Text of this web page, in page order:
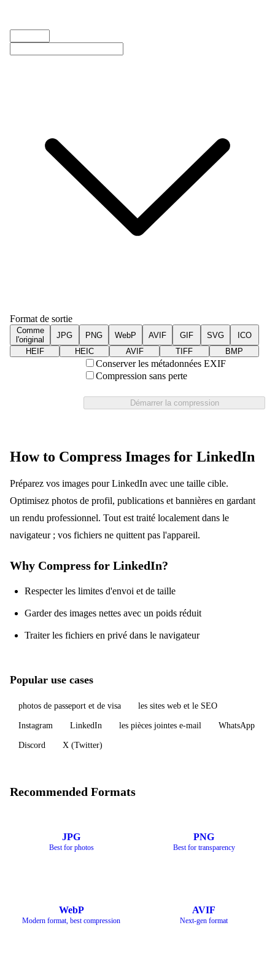
Format de sortie
Comme
l'original
JPG PNG WebP AVIF GIF SVG
ICO
HEIF
HEIC AVIF TIFF BMP
Conserver les métadonnées EXIF
Compression sans perte
Démarrer la compression
How to Compress Images for LinkedIn
Préparez vos images pour LinkedIn avec une taille cible.
Optimisez photos de profil, publications et bannières en gardant
un rendu professionnel. Tout est traité localement dans le
navigateur ; vos fichiers ne quittent pas l'appareil.
Why Compress for LinkedIn?
Respecter les limites d'envoi et de taille
Garder des images nettes avec un poids réduit
Traiter les fichiers en privé dans le navigateur
Popular use cases
photos de passeport et de visa les sites web et le SEO
Instagram LinkedIn les pièces jointes e-mail WhatsApp
Discord X (Twitter)
Recommended Formats
JPG
Best for photos
PNG
Best for transparency
WebP
Modern format, best compression
AVIF
Next-gen format